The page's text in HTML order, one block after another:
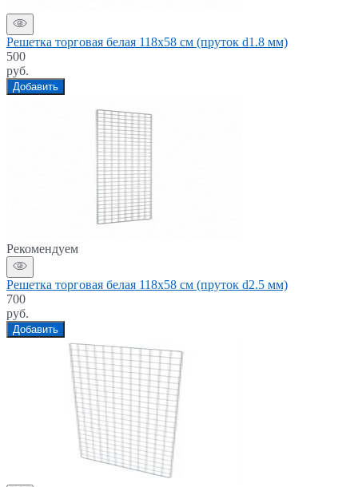
Решетка торговая белая 118x58 см (пруток d1.8 мм)
500
руб.
Добавить
Рекомендуем
Решетка торговая белая 118x58 см (пруток d2.5 мм)
700
руб.
Добавить